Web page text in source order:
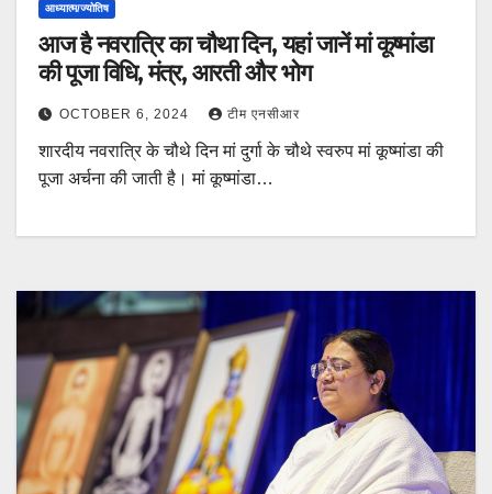
आध्यात्म/ज्योतिष
आज है नवरात्रि का चौथा दिन, यहां जानें मां कूष्मांडा
की पूजा विधि, मंत्र, आरती और भोग
OCTOBER 6, 2024 टीम एनसीआर
शारदीय नवरात्रि के चौथे दिन मां दुर्गा के चौथे स्वरुप मां कूष्मांडा की
पूजा अर्चना की जाती है। मां कूष्मांडा…